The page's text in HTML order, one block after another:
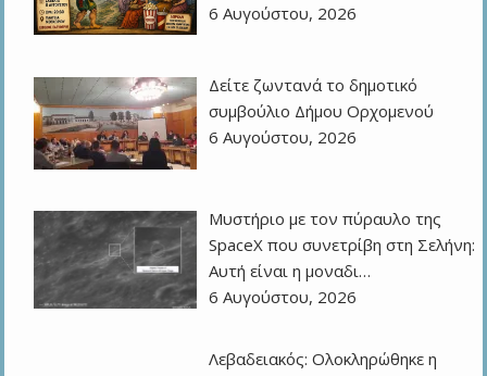
6 Αυγούστου, 2026
Δείτε ζωντανά το δημοτικό
συμβούλιο Δήμου Ορχομενού
6 Αυγούστου, 2026
Μυστήριο με τον πύραυλο της
SpaceX που συνετρίβη στη Σελήνη:
Αυτή είναι η μοναδι…
6 Αυγούστου, 2026
Λεβαδειακός: Ολοκληρώθηκε η